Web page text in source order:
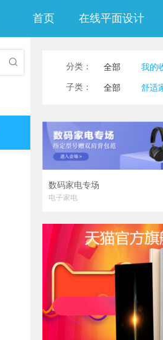
首页 在线平面设计
 分类： 全部 我的
印刷海报
子类：
全部 舒适
数码家电专场
电子家电